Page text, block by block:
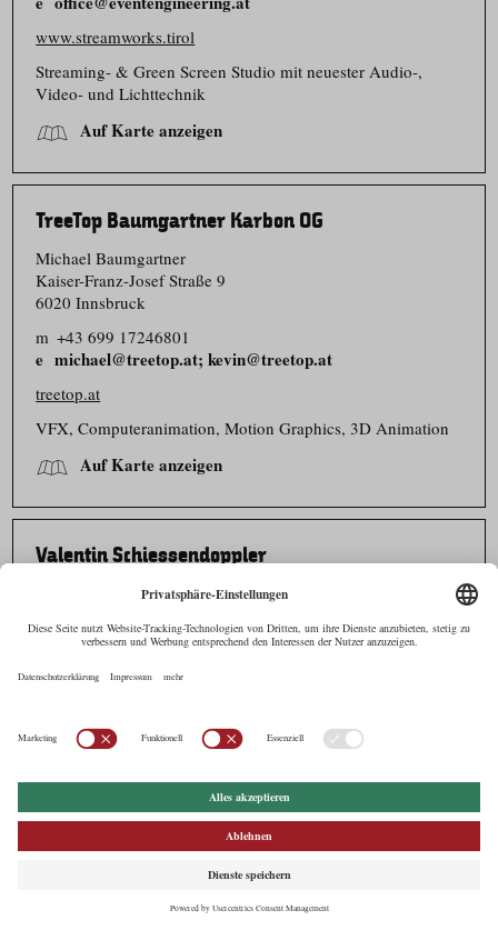
www.streamworks.tirol
Streaming- & Green Screen Studio mit neuester Audio-,
Video- und Lichttechnik
Auf Karte anzeigen
TreeTop Baumgartner Karbon OG
Michael Baumgartner
Kaiser-Franz-Josef Straße 9
6020 Innsbruck
m +43 699 17246801
michael@treetop.at; kevin@treetop.at
treetop.at
VFX, Computer­animation, Motion Graphics, 3D Animation
Auf Karte anzeigen
Valentin Schiessendoppler
6020 Innsbruck
m +43 664 2547582
Auf Karte anzeigen